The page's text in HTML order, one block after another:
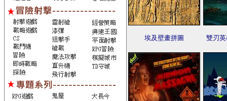
埃及壁畫拼圖 雙刃